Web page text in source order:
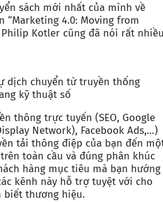
sách mới nhất của mình về
“Marketing 4.0: Moving from
Kotler cũng đã nói rất
dịch chuyển từ truyền thống
kỹ thuật số
thông trực tuyến (SEO, Google
Network), Facebook Ads,…)
tải thông điệp của bạn đến
toàn cầu và đúng phân khúc
hàng mục tiêu mà bạn hướng
kênh này hỗ trợ tuyệt với cho
biết thương hiệu.